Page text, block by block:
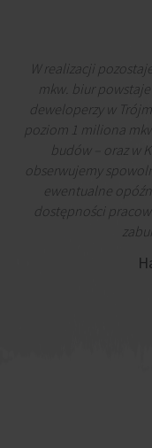
W realizacji
mkw. biur
deweloperzy w
poziom 1 miliona
budów – oraz w
obserwujemy
ewentualne
dostępności